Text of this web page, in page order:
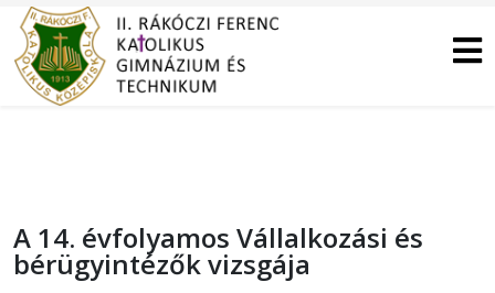
A 14. évfolyamos Vállalkozási és
bérügyintézők vizsgája